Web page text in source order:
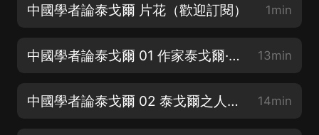
中國學者論泰戈爾 片花（歡迎訂閱） 1min
中國學者論泰戈爾 01 作家泰戈爾·季羨林（歡迎訂閱） 13min
中國學者論泰戈爾 02 泰戈爾之人生觀·錢智修（歡迎訂閱） 14min